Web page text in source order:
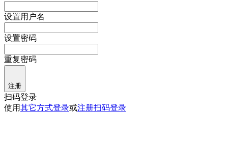
设置用户名
设置密码
重复密码
注册
扫码登录
使用其它方式登录或注册扫码登录